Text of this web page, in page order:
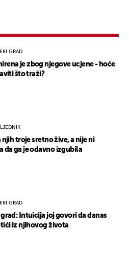
GRAD
je zbog njegove ucjene - hoće
što traži?
njih troje sretno žive, a nije ni
da ga je odavno izgubila
GRAD
grad: Intuicija joj govori da danas
iz njihovog života